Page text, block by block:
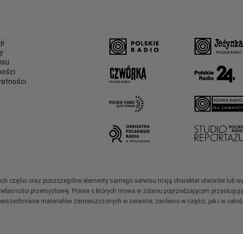
części oraz poszczególne elementy samego serwisu mają charakter utworów lub
przemysłowej. Prawa o których mowa w zdaniu poprzedzającym
materiałów zamieszczonych w serwisie, zarówno w części, jak i w